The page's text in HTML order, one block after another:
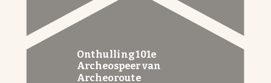
Onthulling 101e
Archeospeer van
Archeoroute